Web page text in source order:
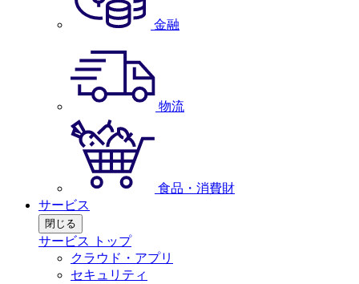
金融
物流
食品・消費財
サービス
閉じる
サービス トップ
クラウド・アプリ
セキュリティ